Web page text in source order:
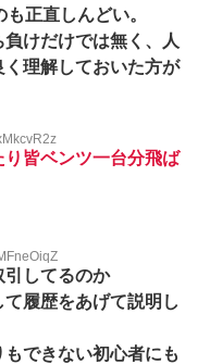
正直しんどい。
けだけでは無く、人
理解しておいた方が
り皆ベンツ一台分飛ば
引してるのか
履歴をあげて説明し
できない初心者にも